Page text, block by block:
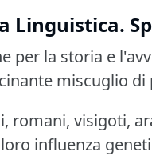
Linguistica.
per la storia e
miscuglio
romani, visigoti,
influenza